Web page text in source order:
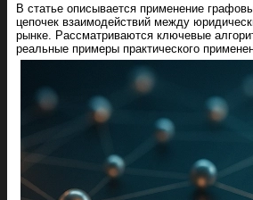
В статье описывается применение
цепочек взаимодействий между
рынке. Рассматриваются ключевые
реальные примеры практического